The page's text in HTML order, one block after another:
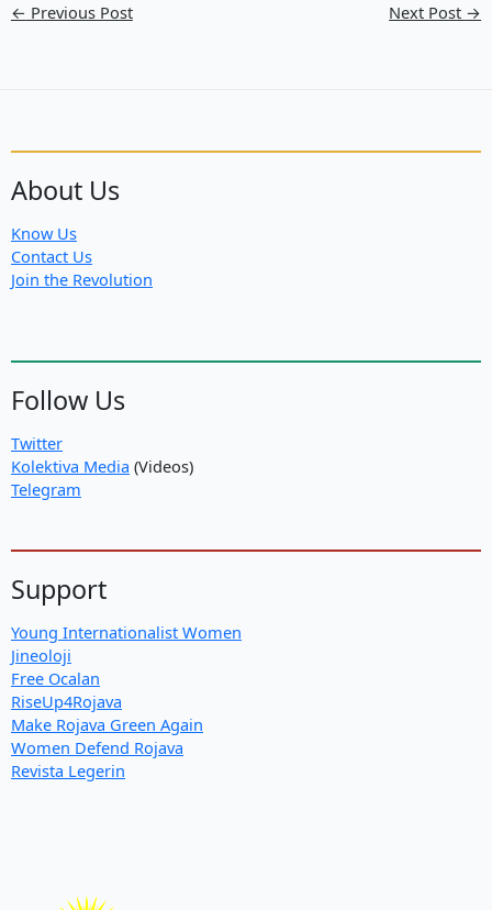
← Previous Post Next Post →
About Us
Know Us
Contact Us
Join the Revolution
Follow Us
Twitter
Kolektiva Media (Videos)
Telegram
Support
Young Internationalist Women
Jineoloji
Free Ocalan
RiseUp4Rojava
Make Rojava Green Again
Women Defend Rojava
Revista Legerin